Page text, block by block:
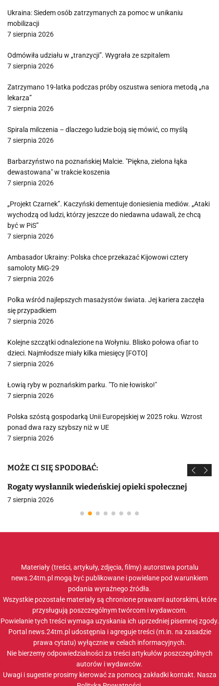
Ukraina: Siedem osób zatrzymanych za pomoc w unikaniu
mobilizacji
7 sierpnia 2026
Odmówiła udziału w „tranzycji”. Wygrała ze szpitalem
7 sierpnia 2026
Zatrzymano 19-latka podczas próby oszustwa seniora metodą „na
lekarza”
7 sierpnia 2026
Spirala milczenia – dlaczego ludzie boją się mówić, co myślą
7 sierpnia 2026
Barbarzyństwo na poznańskiej Malcie. "Piękna, zielona łąka
dewastowana" w trakcie koszenia
7 sierpnia 2026
„Projekt Czarnek”. Kaczyński dementuje doniesienia mediów. „Ataki
wychodzą od ludzi, którzy jeszcze do niedawna udawali, że chcą
być w PiS”
7 sierpnia 2026
Ambasador Ukrainy: Polska chce przekazać Kijowowi cztery
samoloty MiG-29
7 sierpnia 2026
Polka wśród najlepszych masażystów świata. Jej kariera zaczęła
się przypadkiem
7 sierpnia 2026
Kolejne szczątki odnalezione na Wołyniu. Blisko połowa ofiar to
dzieci. Najmłodsze miały kilka miesięcy [FOTO]
7 sierpnia 2026
Łowią ryby w poznańskim parku. "To nie łowisko!"
7 sierpnia 2026
Polska szóstą gospodarką Unii Europejskiej w 2025 roku. Wzrost
ponad dwa razy szybszy niż w UE
7 sierpnia 2026
MOŻE CI SIĘ SPODOBAĆ:
Rogaty wysłannik wiedeńskiej opieki społecznej
7 sierpnia 2026
Materiały (treści, artykuły, zdjęcia, filmy) autorstwa portalu
news.24tm.pl mogą być publikowane i powielane pod warunkiem
podania wyraźnego źródła.
Wszystkie pozostałe materiały są chronione prawami autorskimi, które
przysługują poszczególnym twórcom i wydawcom.
Powielanie tych treści wymaga uzyskania ich uprzedniej pisemnej zgody.
Portal news.24tm.pl udostępnia i agreguje treści (m.in. na zasadzie
prawa cytatu) wyłącznie w celach informacyjnych.
Nie bierzemy odpowiedzialności za treści artykułów poszczególnych
autorów i wydawców.
Uwagi i sugestie prosimy kierować za pomocą zakładki kontakt. Nasza